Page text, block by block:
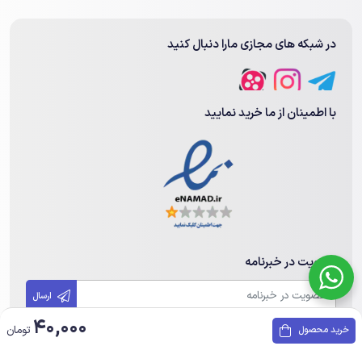
در شبکه های مجازی مارا دنبال کنید
با اطمینان از ما خرید نمایید
عضویت در خبرنامه
خرید محصول 40,000 تومان